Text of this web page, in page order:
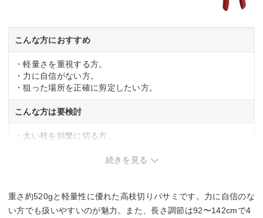
こんな方におすすめ
・軽量さを重視する方。
・力に自信がない方。
・狙った場所を正確に剪定したい方。
こんな方は要検討
・太い枝を頻繁に切る方。
続きを見る
重さ約520gと軽量性に優れた高枝切りバサミです。力に自信のな
い方でも扱いやすいのが魅力。また、長さ調節は92〜142cmで4